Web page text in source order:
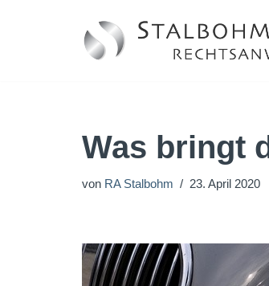
Was bringt
von RA Stalbohm 23. April 2020